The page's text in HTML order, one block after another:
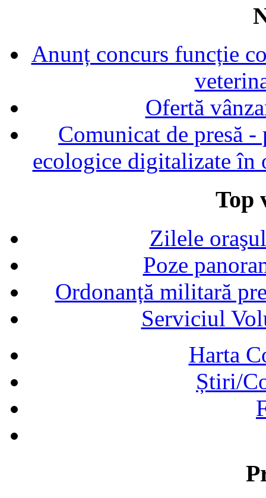
Anunț concurs funcție
Ofertă
Comunicat de presă
ecologice digitalizate în
Top
Zilele
Poze
Ordonanță militară
Serviciul
Harta
Știri/